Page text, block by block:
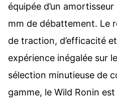
équipée d’un
mm de débattement. Le
de traction, d’efficacité
expérience inégalée sur
sélection minutieuse de
gamme, le Wild Ronin